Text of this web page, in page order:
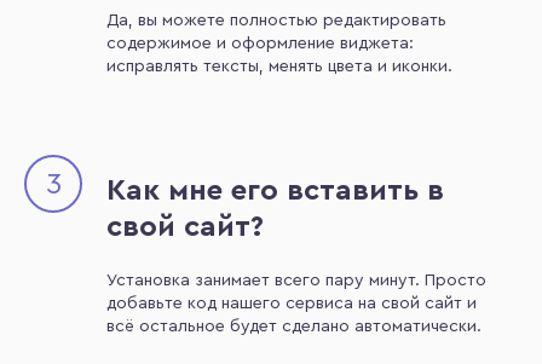
Да, вы можете полностью редактировать
содержимое и оформление виджета:
исправлять тексты, менять цвета и иконки.
3
Как мне его вставить в
свой сайт?
Установка занимает всего пару минут. Просто
добавьте код нашего сервиса на свой сайт и
всё остальное будет сделано автоматически.